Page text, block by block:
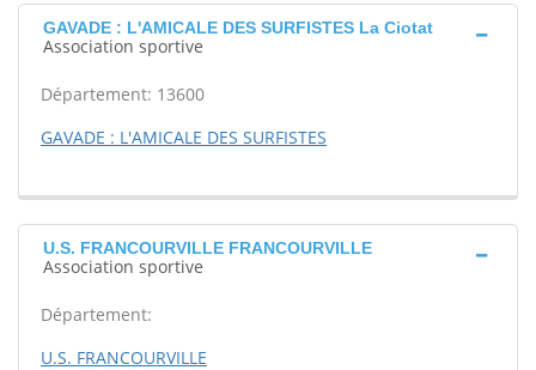
GAVADE : L'AMICALE DES SURFISTES La Ciotat
Association sportive
Département: 13600
GAVADE : L'AMICALE DES SURFISTES
U.S. FRANCOURVILLE FRANCOURVILLE
Association sportive
Département:
U.S. FRANCOURVILLE